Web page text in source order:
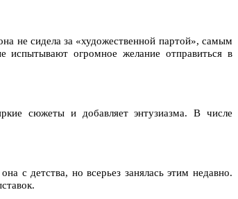
не сидела за «художественной партой», самым
испытывают огромное желание отправиться в
сюжеты и добавляет энтузиазма. В числе
с детства, но всерьез занялась этим недавно.